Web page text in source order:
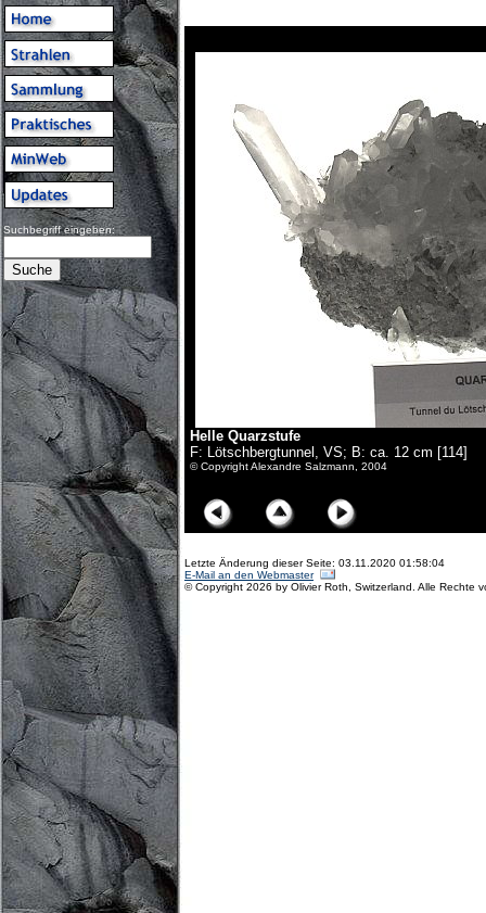
Suchbegriff eingeben:
Helle Quarzstufe
F: Lötschbergtunnel, VS; B: ca. 12 cm [114]
© Copyright Alexandre Salzmann, 2004
Letzte Änderung dieser Seite: 03.11.2020 01:58:04
E-Mail an den Webmaster
© Copyright 2026 by Olivier Roth, Switzerland. Alle Rechte